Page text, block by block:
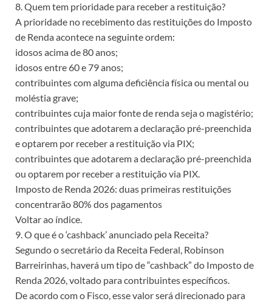
8. Quem tem prioridade para receber a restituição?
A prioridade no recebimento das restituições do Imposto
de Renda acontece na seguinte ordem:
idosos acima de 80 anos;
idosos entre 60 e 79 anos;
contribuintes com alguma deficiência física ou mental ou
moléstia grave;
contribuintes cuja maior fonte de renda seja o magistério;
contribuintes que adotarem a declaração pré-preenchida
e optarem por receber a restituição via PIX;
contribuintes que adotarem a declaração pré-preenchida
ou optarem por receber a restituição via PIX.
Imposto de Renda 2026: duas primeiras restituições
concentrarão 80% dos pagamentos
Voltar ao índice.
9. O que é o ‘cashback’ anunciado pela Receita?
Segundo o secretário da Receita Federal, Robinson
Barreirinhas, haverá um tipo de “cashback” do Imposto de
Renda 2026, voltado para contribuintes específicos.
De acordo com o Fisco, esse valor será direcionado para